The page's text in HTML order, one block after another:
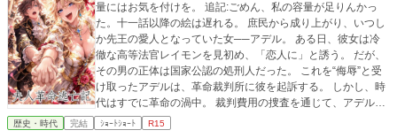
量にはお気を付けを。 追記:ごめん、私の容量が足りんかっ
た。十一話以降の絵は遅れる。 庶民から成り上がり、いつし
か先王の愛人となっていた女──アデル。 ある日、彼女は冷
徹な高等法官レイモンを見初め、「恋人に」と誘う。 だが、
その男の正体は国家公認の処刑人だった。 これを“侮辱”と受
け取ったアデルは、革命裁判所に彼を起訴する。 しかし、時
代はすでに革命の渦中。 裁判費用の捜査を通じて、アデルに
よる亡命貴族への金品輸送が発覚。 彼女自身が死刑宣告を受
歴史・時代 完結 ｼｮｰﾄｼｮｰﾄ R15